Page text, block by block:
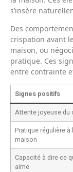
s’insère
Des
crispation avant
maison, ou
pratique. Ces
entre contrainte
Signes positifs
Attente joyeuse du
Pratique régulière à
maison
Capacité à dire ce
aime